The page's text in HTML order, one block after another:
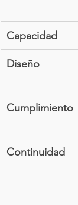
Capacidad
Diseño
Cumplimiento
Continuidad